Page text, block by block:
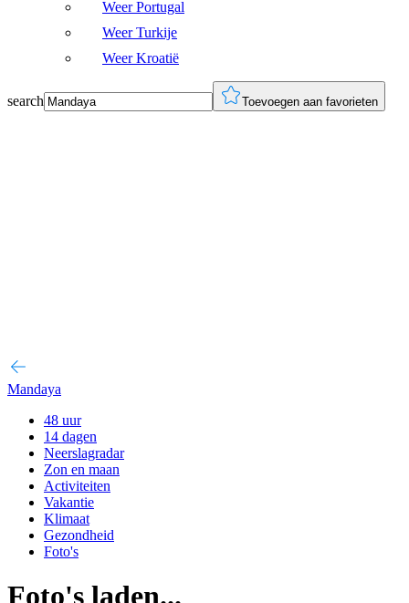
Weer Portugal
Weer Turkije
Weer Kroatië
search Toevoegen aan favorieten
Mandaya
48 uur
14 dagen
Neerslagradar
Zon en maan
Activiteiten
Vakantie
Klimaat
Gezondheid
Foto's
Foto's laden...